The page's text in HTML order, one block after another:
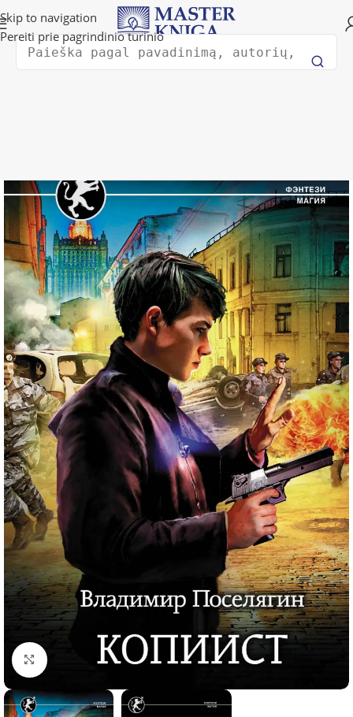
Skip to navigation
Pereiti prie pagrindinio turinio
Pristatymas į bet kurią pasaulio šalį!
Click to enlarge